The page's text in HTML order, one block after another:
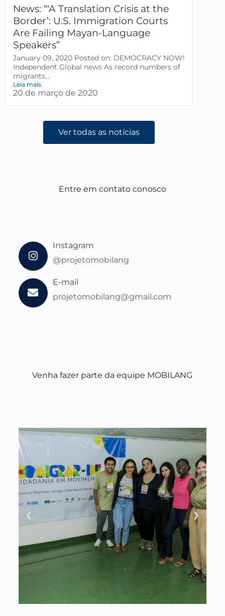
News: “‘A Translation Crisis at the
Border’: U.S. Immigration Courts
Are Failing Mayan-Language
Speakers”
January 09, 2020 Posted on: DEMOCRACY NOW!
Independent Global news As record numbers of
migrants...
Leia mais
20 de março de 2020
Ver todas as notícias
Entre em contato conosco
Instagram
@projetomobilang
E-mail
projetomobilang@gmail.com
Venha fazer parte da equipe MOBILANG